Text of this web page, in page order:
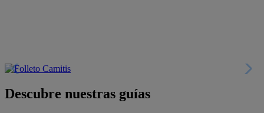
Descubre nuestras guías